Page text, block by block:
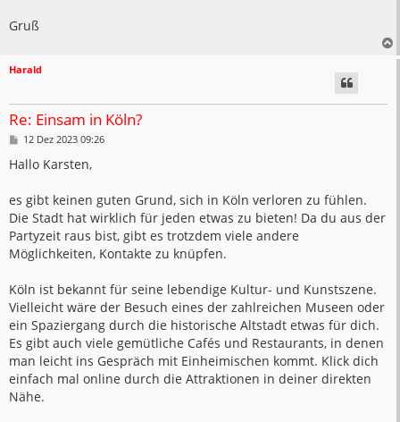
Gruß
Harald
Re: Einsam in Köln?
B
i
t
a
g
12 Dez 2023 09:26
Hallo Karsten,
es gibt keinen guten Grund, sich in Köln verloren zu fühlen.
Die Stadt hat wirklich für jeden etwas zu bieten! Da du aus der
Partyzeit raus bist, gibt es trotzdem viele andere
Möglichkeiten, Kontakte zu knüpfen.
Köln ist bekannt für seine lebendige Kultur- und Kunstszene.
Vielleicht wäre der Besuch eines der zahlreichen Museen oder
ein Spaziergang durch die historische Altstadt etwas für dich.
Es gibt auch viele gemütliche Cafés und Restaurants, in denen
man leicht ins Gespräch mit Einheimischen kommt. Klick dich
einfach mal online durch die Attraktionen in deiner direkten
Nähe.